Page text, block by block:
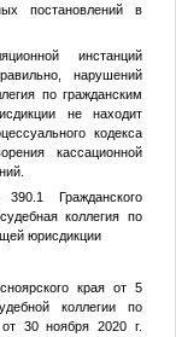
постановлений в
инстанций
нарушений
по гражданским
не находит
кодекса
кассационной
Гражданского
коллегия по
юрисдикции
края от 5
коллегии по
30 ноября 2020 г.